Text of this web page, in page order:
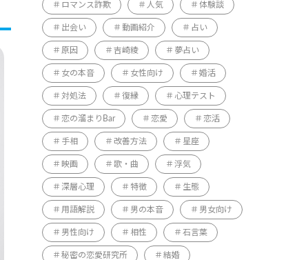
ロマンス詐欺 人気 体験談
出会い 動画紹介 占い
原因 吉崎綾 夢占い
女の本音 女性向け 婚活
対処法 復縁 心理テスト
恋の溜まりBar 恋愛 恋活
手相 改善方法 星座
映画 歌・曲 浮気
深層心理 特徴 生態
用語解説 男の本音 男女向け
男性向け 相性 石言葉
秘密の恋愛研究所 結婚